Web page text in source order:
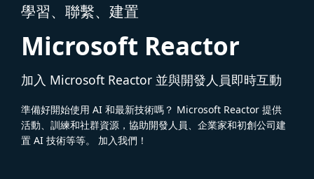
學習、聯繫、建置
Microsoft Reactor
加入 Microsoft Reactor 並與開發人員即時互動
準備好開始使用 AI 和最新技術嗎？ Microsoft Reactor 提供
活動、訓練和社群資源，協助開發人員、企業家和初創公司建
置 AI 技術等等。 加入我們！